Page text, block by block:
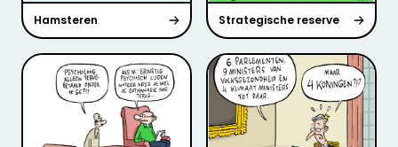
Hamsteren Strategische reserve